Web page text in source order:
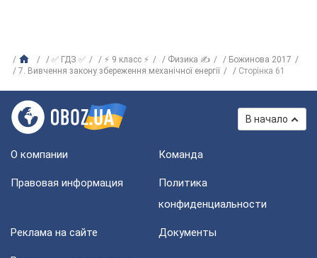
✅ ГДЗ ✅ ⚡ 9 класс ⚡ Физика ✍
Божинова 2017
7. Вивчення закону збереження механічної енергії
Сторінка 61
В начало
О компании Команда
Правовая информация
Политика
конфиденциальности
Реклама на сайте Документы